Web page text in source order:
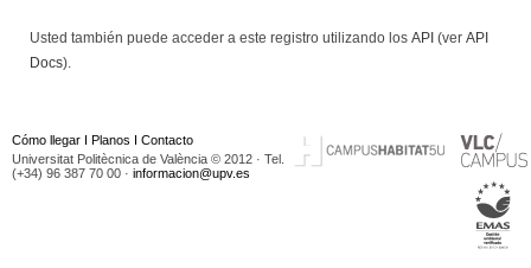
Usted también puede acceder a este registro utilizando los API (ver API
Docs).
Cómo llegar I Planos I Contacto
Universitat Politècnica de València © 2012 · Tel.
(+34) 96 387 70 00 · informacion@upv.es